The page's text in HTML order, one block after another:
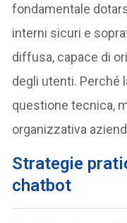
fondamentale
interni sicuri e
diffusa, capace di
degli utenti. Perché
questione tecnica,
organizzativa
Strategie
chatbot